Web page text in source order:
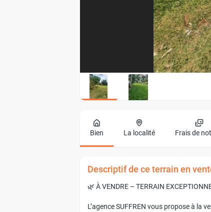
Bien La localité Frais de
Descriptif de ce terrain en
🌿 À VENDRE – TERRAIN
L’agence SUFFREN vous propose à la